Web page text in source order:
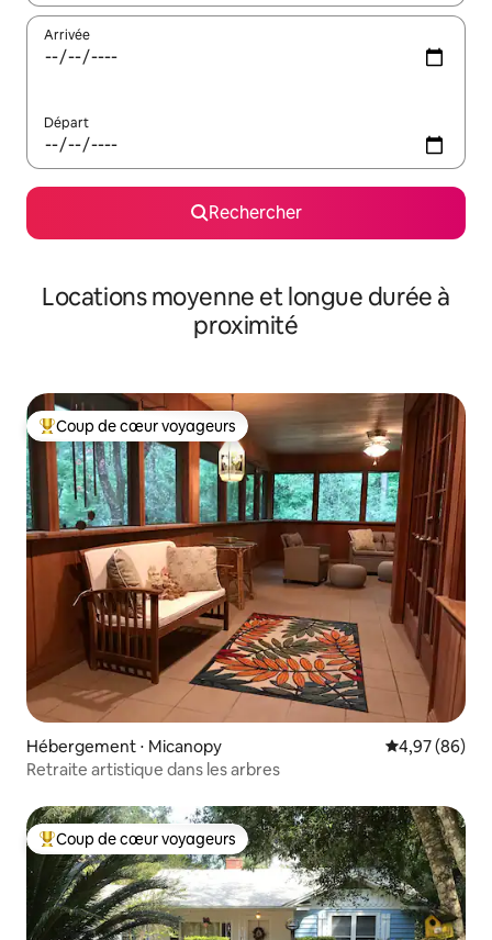
Arrivée
Départ
Rechercher
Locations moyenne et longue durée à
proximité
Coups de cœur voyageurs les plus appréciés
Coup de cœur voyageurs
Hébergement ⋅ Micanopy Évaluation
4,97 (86)
Retraite artistique dans les arbres
Coups de cœur voyageurs les plus appréciés
Coup de cœur voyageurs